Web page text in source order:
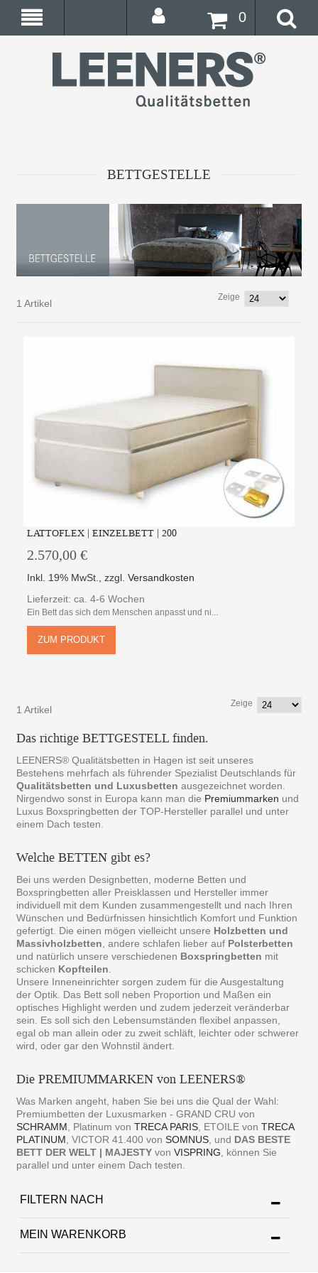
0
BETTGESTELLE
1 Artikel
Zeige
LATTOFLEX | EINZELBETT | 200
2.570,00 €
Inkl. 19% MwSt. ,zzgl.Versandkosten
Lieferzeit: ca. 4-6 Wochen
Ein Bett das sich dem Menschen anpasst und ni...
ZUM PRODUKT
1 Artikel
Zeige
Das richtige BETTGESTELL finden.
LEENERS® Qualitätsbetten in Hagen ist seit unseres
Bestehens mehrfach als führender Spezialist Deutschlands für
Qualitätsbetten und Luxusbettenausgezeichnet worden.
Nirgendwo sonst in Europa kann man die Premiummarken und
Luxus Boxspringbetten der TOP-Hersteller parallel und unter
einem Dach testen.
Welche BETTEN gibt es?
Bei uns werden Designbetten, moderne Betten und
Boxspringbetten aller Preisklassen und Hersteller immer
individuell mit dem Kunden zusammengestellt und nach Ihren
Wünschen und Bedürfnissen hinsichtlich Komfort und Funktion
gefertigt. Die einen mögen vielleicht unsere Holzbetten und
Massivholzbetten , andere schlafen lieber auf Polsterbetten
und natürlich unsere verschiedenen Boxspringbetten mit
schicken Kopfteilen
Unsere Inneneinrichter sorgen zudem für die Ausgestaltung
der Optik. Das Bett soll neben Proportion und Maßen ein
optisches Highlight werden und zudem jederzeit veränderbar
sein. Es soll sich den Lebensumständen flexibel anpassen,
egal ob man allein oder zu zweit schläft, leichter oder schwerer
wird, oder gar den Wohnstil ändert.
Die PREMIUMMARKEN von LEENERS®
Was Marken angeht, haben Sie bei uns die Qual der Wahl:
Premiumbetten der Luxusmarken - GRAND CRU von
SCHRAMM , Platinum vonTRECA PARIS , ETOILE vonTRECA
PLATINUM , VICTOR 41.400 vonSOMNUS , und DAS BESTE
BETT DER WELT | MAJESTYvonVISPRING , können Sie
parallel und unter einem Dach testen.
FILTERN NACH
MEIN WARENKORB